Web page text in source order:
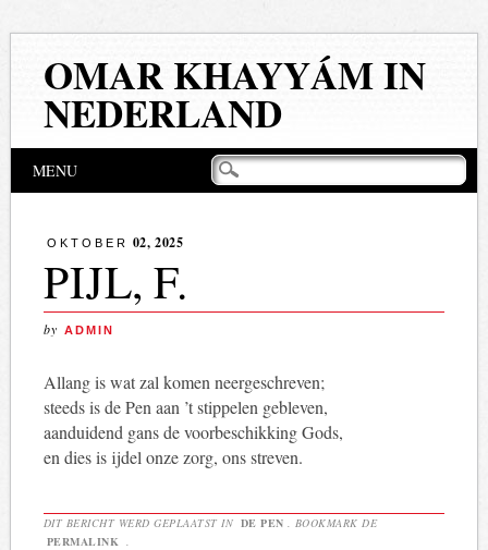
OMAR KHAYYÁM IN
NEDERLAND
Hoofdmenu
MENU
OKTOBER 02, 2025
PIJL, F.
by ADMIN
Allang is wat zal komen neergeschreven;
steeds is de Pen aan ’t stippelen gebleven,
aanduidend gans de voorbeschikking Gods,
en dies is ijdel onze zorg, ons streven.
DIT BERICHT WERD GEPLAATST IN DE PEN
. BOOKMARK DE
PERMALINK